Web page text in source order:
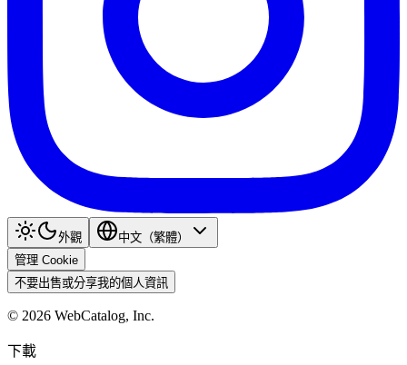
外觀
中文（繁體）
管理 Cookie
不要出售或分享我的個人資訊
© 2026 WebCatalog, Inc.
下載